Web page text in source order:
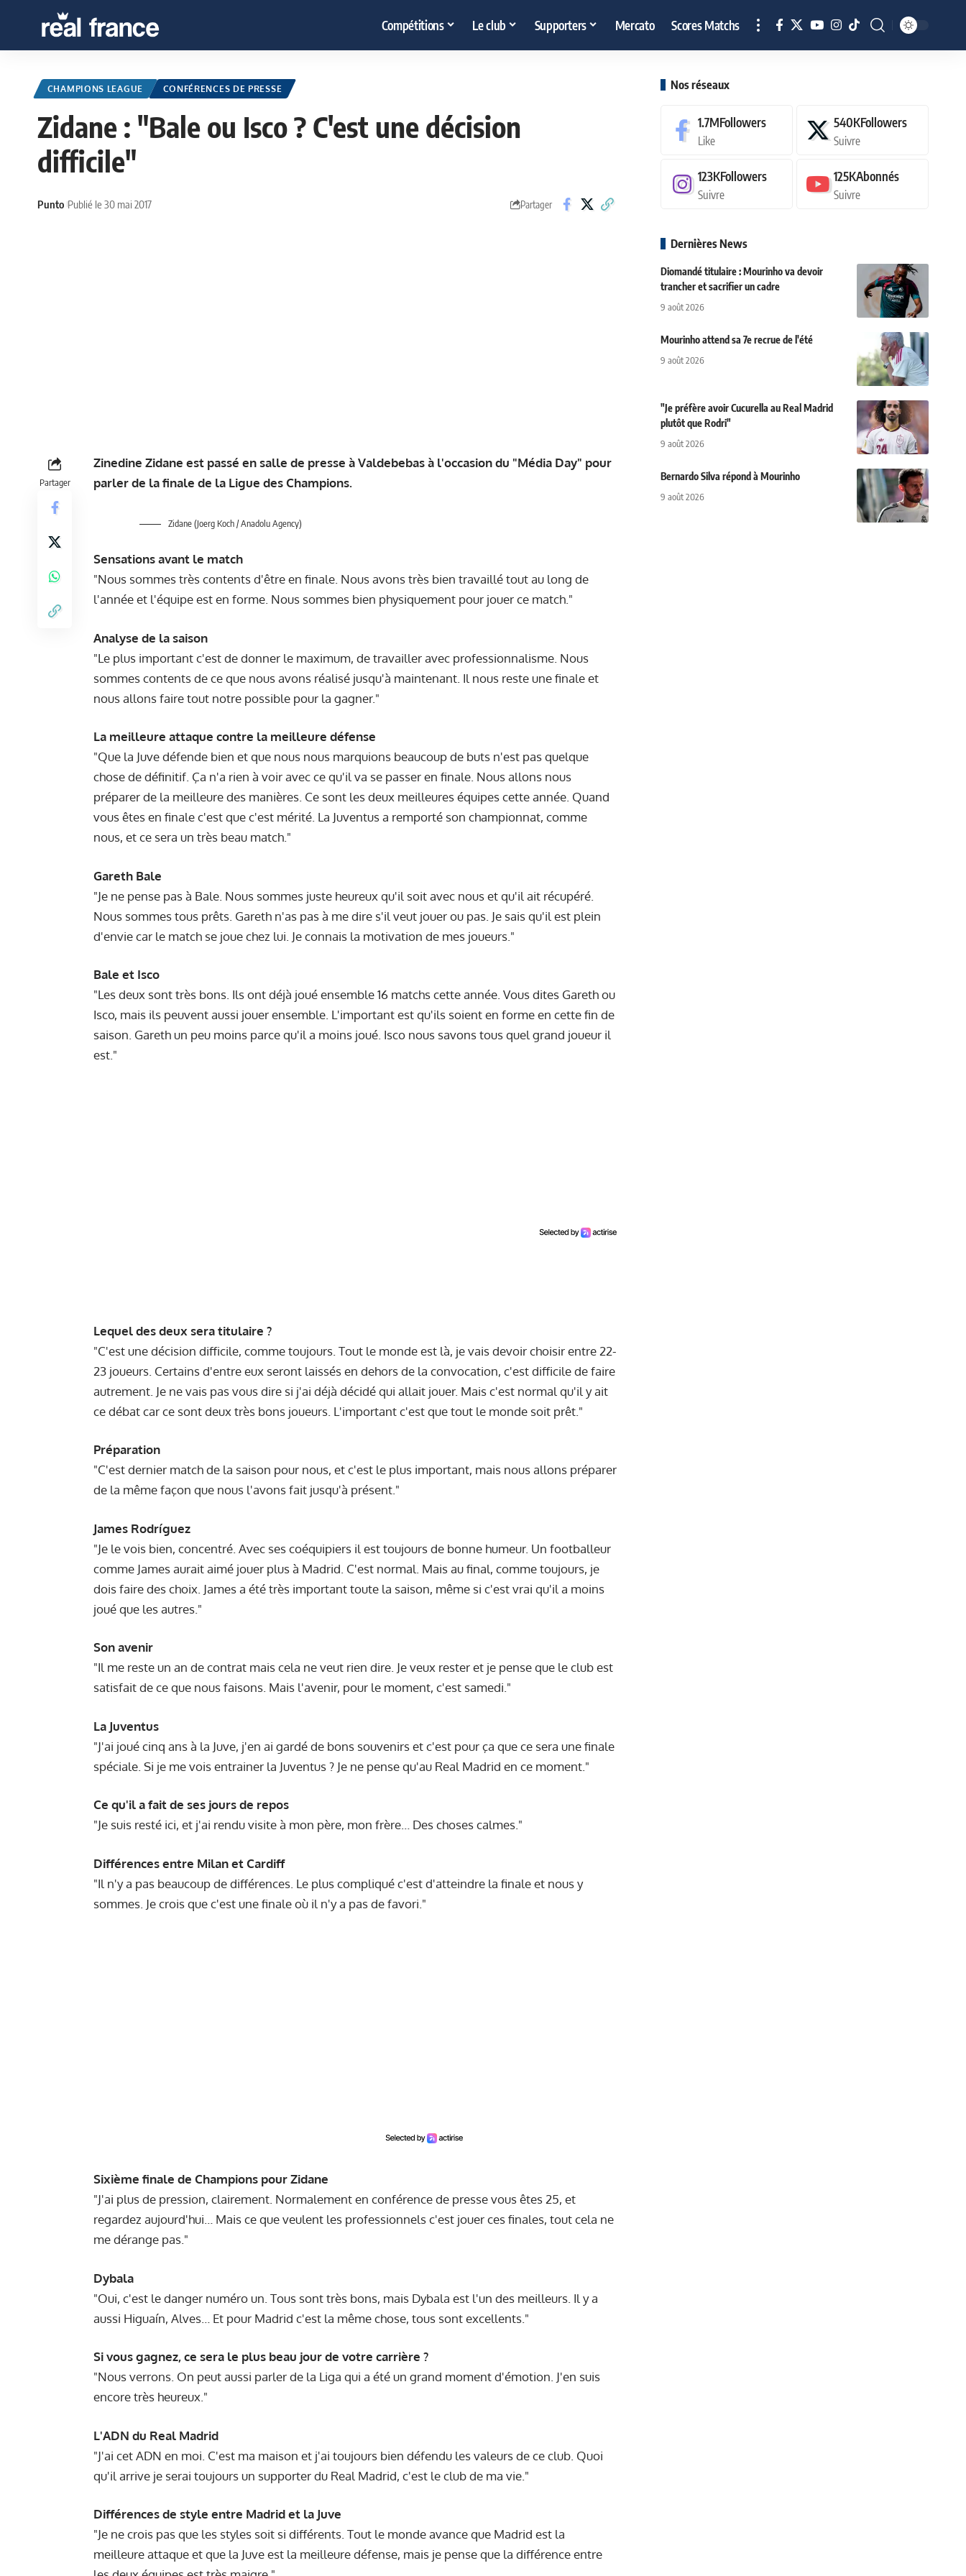
Compétitions Le club Supporters Mercato Scores Matchs
CHAMPIONS LEAGUE CONFÉRENCES DE PRESSE
Zidane : "Bale ou Isco ? C'est une décision
difficile"
Punto Publié le 30 mai 2017 Partager
Partager
Zinedine Zidane est passé en salle de presse à Valdebebas à l'occasion du "Média Day" pour
parler de la finale de la Ligue des Champions.
Zidane (Joerg Koch / Anadolu Agency)
Sensations avant le match
"Nous sommes très contents d'être en finale. Nous avons très bien travaillé tout au long de
l'année et l'équipe est en forme. Nous sommes bien physiquement pour jouer ce match."
Analyse de la saison
"Le plus important c'est de donner le maximum, de travailler avec professionnalisme. Nous
sommes contents de ce que nous avons réalisé jusqu'à maintenant. Il nous reste une finale et
nous allons faire tout notre possible pour la gagner."
La meilleure attaque contre la meilleure défense
"Que la Juve défende bien et que nous nous marquions beaucoup de buts n'est pas quelque
chose de définitif. Ça n'a rien à voir avec ce qu'il va se passer en finale. Nous allons nous
préparer de la meilleure des manières. Ce sont les deux meilleures équipes cette année. Quand
vous êtes en finale c'est que c'est mérité. La Juventus a remporté son championnat, comme
nous, et ce sera un très beau match."
Gareth Bale
"Je ne pense pas à Bale. Nous sommes juste heureux qu'il soit avec nous et qu'il ait récupéré.
Nous sommes tous prêts. Gareth n'as pas à me dire s'il veut jouer ou pas. Je sais qu'il est plein
d'envie car le match se joue chez lui. Je connais la motivation de mes joueurs."
Bale et Isco
"Les deux sont très bons. Ils ont déjà joué ensemble 16 matchs cette année. Vous dites Gareth ou
Isco, mais ils peuvent aussi jouer ensemble. L'important est qu'ils soient en forme en cette fin de
saison. Gareth un peu moins parce qu'il a moins joué. Isco nous savons tous quel grand joueur il
est."
Lequel des deux sera titulaire ?
"C'est une décision difficile, comme toujours. Tout le monde est là, je vais devoir choisir entre 22-
23 joueurs. Certains d'entre eux seront laissés en dehors de la convocation, c'est difficile de faire
autrement. Je ne vais pas vous dire si j'ai déjà décidé qui allait jouer. Mais c'est normal qu'il y ait
ce débat car ce sont deux très bons joueurs. L'important c'est que tout le monde soit prêt."
Préparation
"C'est dernier match de la saison pour nous, et c'est le plus important, mais nous allons préparer
de la même façon que nous l'avons fait jusqu'à présent."
James Rodríguez
"Je le vois bien, concentré. Avec ses coéquipiers il est toujours de bonne humeur. Un footballeur
comme James aurait aimé jouer plus à Madrid. C'est normal. Mais au final, comme toujours, je
dois faire des choix. James a été très important toute la saison, même si c'est vrai qu'il a moins
joué que les autres."
Son avenir
"Il me reste un an de contrat mais cela ne veut rien dire. Je veux rester et je pense que le club est
satisfait de ce que nous faisons. Mais l'avenir, pour le moment, c'est samedi."
La Juventus
"J'ai joué cinq ans à la Juve, j'en ai gardé de bons souvenirs et c'est pour ça que ce sera une finale
spéciale. Si je me vois entrainer la Juventus ? Je ne pense qu'au Real Madrid en ce moment."
Ce qu'il a fait de ses jours de repos
"Je suis resté ici, et j'ai rendu visite à mon père, mon frère… Des choses calmes."
Différences entre Milan et Cardiff
"Il n'y a pas beaucoup de différences. Le plus compliqué c'est d'atteindre la finale et nous y
sommes. Je crois que c'est une finale où il n'y a pas de favori."
Sixième finale de Champions pour Zidane
"J'ai plus de pression, clairement. Normalement en conférence de presse vous êtes 25, et
regardez aujourd'hui… Mais ce que veulent les professionnels c'est jouer ces finales, tout cela ne
me dérange pas."
Dybala
"Oui, c'est le danger numéro un. Tous sont très bons, mais Dybala est l'un des meilleurs. Il y a
aussi Higuaín, Alves… Et pour Madrid c'est la même chose, tous sont excellents."
Si vous gagnez, ce sera le plus beau jour de votre carrière ?
"Nous verrons. On peut aussi parler de la Liga qui a été un grand moment d'émotion. J'en suis
encore très heureux."
L'ADN du Real Madrid
"J'ai cet ADN en moi. C'est ma maison et j'ai toujours bien défendu les valeurs de ce club. Quoi
qu'il arrive je serai toujours un supporter du Real Madrid, c'est le club de ma vie."
Différences de style entre Madrid et la Juve
"Je ne crois pas que les styles soit si différents. Tout le monde avance que Madrid est la
meilleure attaque et que la Juve est la meilleure défense, mais je pense que la différence entre
Nos réseaux
1.7MFollowers
Like
540KFollowers
Suivre
123KFollowers
Suivre
125KAbonnés
Suivre
Dernières News
Diomandé titulaire : Mourinho va devoir
trancher et sacrifier un cadre
9 août 2026
Mourinho attend sa 7e recrue de l'été
9 août 2026
"Je préfère avoir Cucurella au Real Madrid
plutôt que Rodri"
9 août 2026
Bernardo Silva répond à Mourinho
9 août 2026